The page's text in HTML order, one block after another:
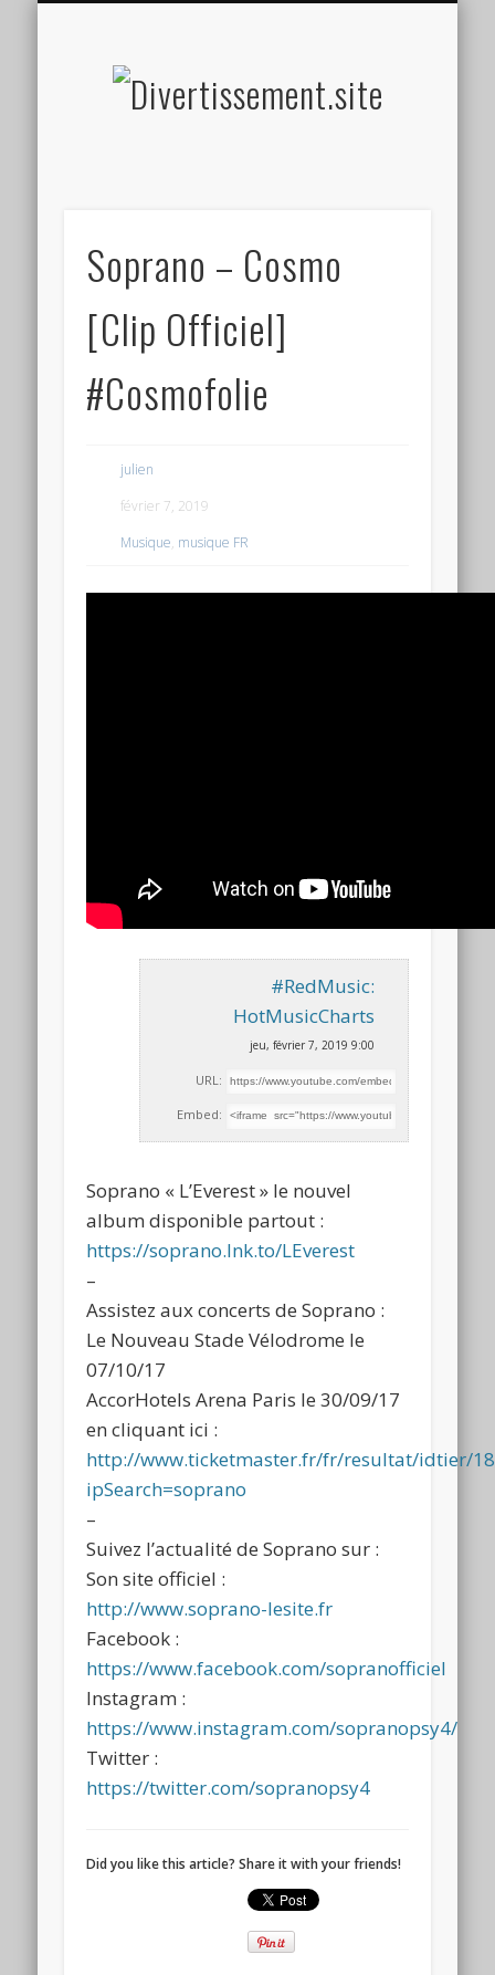
Soprano – Cosmo
[Clip Officiel]
#Cosmofolie
julien
février 7, 2019
Musique, musique FR
#RedMusic:
HotMusicCharts
jeu, février 7, 2019 9:00
URL:
Embed:
Soprano « L’Everest » le nouvel
album disponible partout :
https://soprano.lnk.to/LEverest
–
Assistez aux concerts de Soprano :
Le Nouveau Stade Vélodrome le
07/10/17
AccorHotels Arena Paris le 30/09/17
en cliquant ici :
http://www.ticketmaster.fr/fr/resultat/idtier/
ipSearch=soprano
–
Suivez l’actualité de Soprano sur :
Son site officiel :
http://www.soprano-lesite.fr
Facebook :
https://www.facebook.com/sopranofficiel
Instagram :
https://www.instagram.com/sopranopsy4/
Twitter :
https://twitter.com/sopranopsy4
Did you like this article? Share it with your friends!